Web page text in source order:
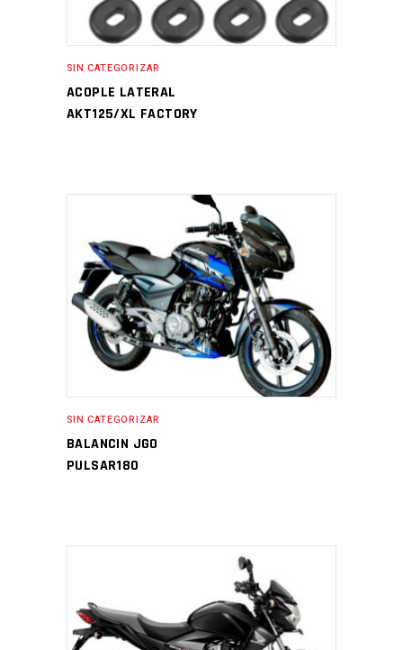
SIN CATEGORIZAR
ACOPLE LATERAL
AKT125/XL FACTORY
SIN CATEGORIZAR
BALANCIN JGO
PULSAR180